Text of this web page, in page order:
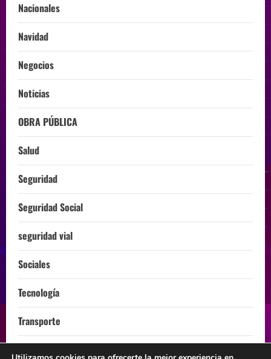
Nacionales
Navidad
Negocios
Noticias
OBRA PÚBLICA
Salud
Seguridad
Seguridad Social
seguridad vial
Sociales
Tecnología
Transporte